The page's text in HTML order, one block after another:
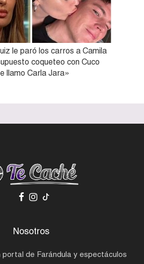
le paró los carros a Camila
coqueteo con Cuco
llamo Carla Jara»
Nosotros
portal de Farándula y espectáculos